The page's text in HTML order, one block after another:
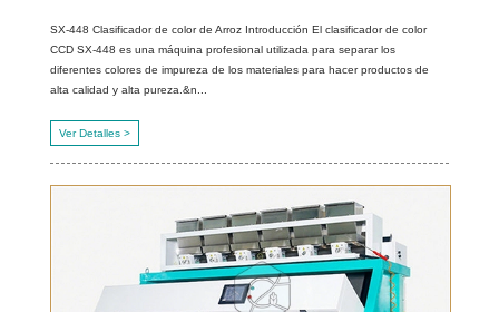
SX-448 Clasificador de color de Arroz Introducción El clasificador de color
CCD SX-448 es una máquina profesional utilizada para separar los
diferentes colores de impureza de los materiales para hacer productos de
alta calidad y alta pureza.&n...
Ver Detalles >